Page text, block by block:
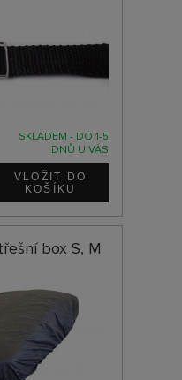
SKLADEM - DO 1-5
DNŮ U VÁS
box S, M